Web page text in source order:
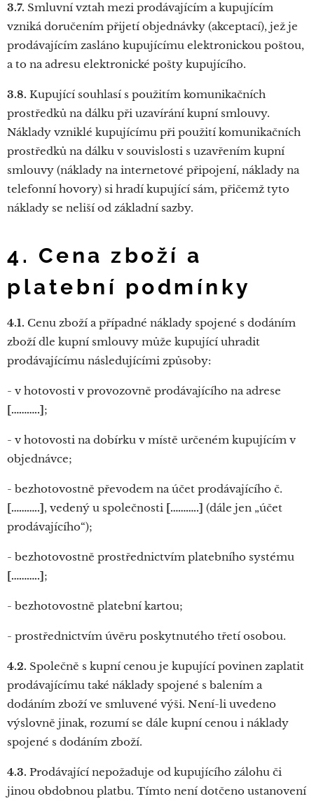
3.7. Smluvní vztah mezi prodávajícím a kupujícím
vzniká doručením přijetí objednávky (akceptací), jež je
prodávajícím zasláno kupujícímu elektronickou poštou,
a to na adresu elektronické pošty kupujícího.
3.8. Kupující souhlasí s použitím komunikačních
prostředků na dálku při uzavírání kupní smlouvy.
Náklady vzniklé kupujícímu při použití komunikačních
prostředků na dálku v souvislosti s uzavřením kupní
smlouvy (náklady na internetové připojení, náklady na
telefonní hovory) si hradí kupující sám, přičemž tyto
náklady se neliší od základní sazby.
4. Cena zboží a
platební podmínky
4.1. Cenu zboží a případné náklady spojené s dodáním
zboží dle kupní smlouvy může kupující uhradit
prodávajícímu následujícími způsoby:
- v hotovosti v provozovně prodávajícího na adrese
[………..];
- v hotovosti na dobírku v místě určeném kupujícím v
objednávce;
- bezhotovostně převodem na účet prodávajícího č.
[………..], vedený u společnosti [………..] (dále jen „účet
prodávajícího“);
- bezhotovostně prostřednictvím platebního systému
[………..];
- bezhotovostně platební kartou;
- prostřednictvím úvěru poskytnutého třetí osobou.
4.2. Společně s kupní cenou je kupující povinen zaplatit
prodávajícímu také náklady spojené s balením a
dodáním zboží ve smluvené výši. Není-li uvedeno
výslovně jinak, rozumí se dále kupní cenou i náklady
spojené s dodáním zboží.
4.3. Prodávající nepožaduje od kupujícího zálohu či
jinou obdobnou platbu. Tímto není dotčeno ustanovení